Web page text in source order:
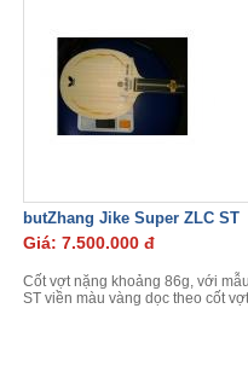
butZhang Jike Super ZLC ST
Giá: 7.500.000 đ
Cốt vợt nặng khoảng 86g, với
ST viền màu vàng dọc theo cốt vợt